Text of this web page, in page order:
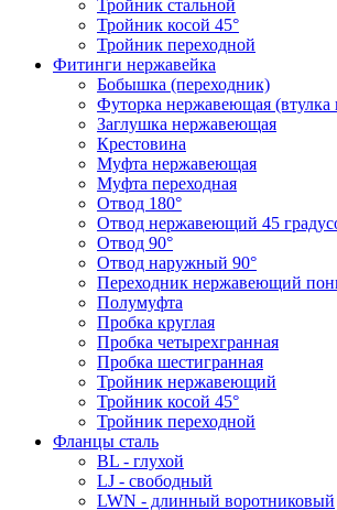
Тройник стальной
Тройник косой 45°
Тройник переходной
Фитинги нержавейка
Бобышка (переходник)
Футорка нержавеющая (втулка
Заглушка нержавеющая
Крестовина
Муфта нержавеющая
Муфта переходная
Отвод 180°
Отвод нержавеющий 45
Отвод 90°
Отвод наружный 90°
Переходник нержавеющий
Полумуфта
Пробка круглая
Пробка четырехгранная
Пробка шестигранная
Тройник нержавеющий
Тройник косой 45°
Тройник переходной
Фланцы сталь
BL - глухой
LJ - свободный
LWN - длинный воротниковый